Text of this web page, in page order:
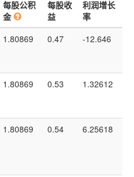
每股公积
金
每股收
益
利润增长
率
1.80869 0.47 -12.646
1.80869 0.53 1.32612
1.80869 0.54 6.25618